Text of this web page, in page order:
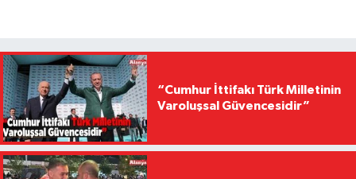
“Cumhur İttifakı Türk Milletinin
Varoluşsal Güvencesidir”